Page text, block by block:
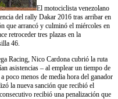
El motociclista venezolano
del rally Dakar 2016 tras arribar en
que arrancó y culminó el miércoles en
retroceder tres plazas en la
46.
Racing, Nico Cardona cubrió la ruta
asistencias – al emplear un tiempo de
poco menos de media hora del ganador
la nueva sanción que recibió el
recibió una penalización que